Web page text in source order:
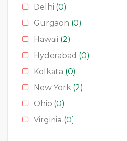
Restaurants
Serviços
(0)
Technology
Delhi (0)
Gurgaon (0)
Hawaii (2)
Hyderabad (0)
Kolkata (0)
New York (2)
Ohio (0)
Virginia (0)